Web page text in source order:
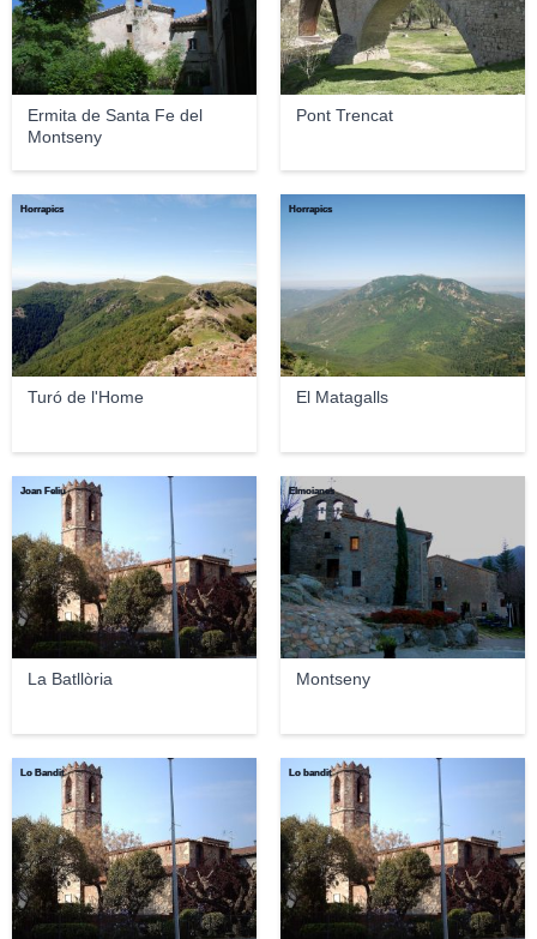
Ermita de Santa Fe del
Montseny
Pont Trencat
Turó de l'Home
Horrapics
El Matagalls
Horrapics
La Batllòria
Joan Feliu
Montseny
Elmoianes
Lo Bandit Lo bandit